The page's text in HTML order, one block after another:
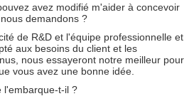
avez modifié m'aider à concevoir
demandons ?
de R&D et l'équipe professionnelle et
aux besoins du client et les
nous essayeront notre meilleur pour
vous avez une bonne idée.
l'embarque-t-il ?